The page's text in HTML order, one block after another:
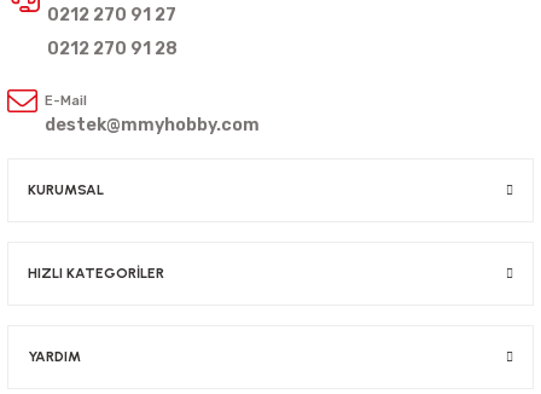
0212 270 91 27
0212 270 91 28
E-Mail
destek@mmyhobby.com
KURUMSAL
HIZLI KATEGORİLER
YARDIM